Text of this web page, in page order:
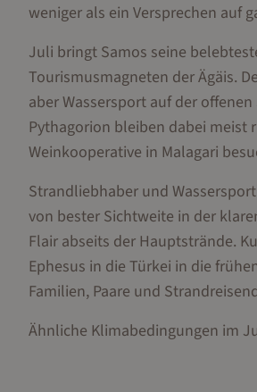
weniger als ein Versprechen auf
Juli bringt Samos seine
Tourismusmagneten der Ägäis.
aber Wassersport auf der
Pythagorion bleiben dabei meist
Weinkooperative in Malagari
Strandliebhaber und
von bester Sichtweite in der
Flair abseits der Hauptstrände.
Ephesus in die Türkei in die
Familien, Paare und
Ähnliche Klimabedingungen im